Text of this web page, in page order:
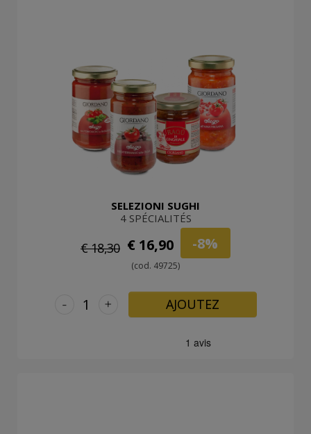
SELEZIONI SUGHI
4 SPÉCIALITÉS
€ 18,30 € 16,90 -8%
(cod. 49725)
+
- AJOUTEZ